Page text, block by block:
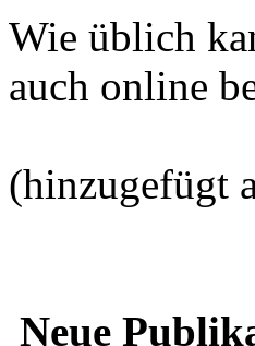
Wie üblich
auch online
(hinzugefügt
Neue